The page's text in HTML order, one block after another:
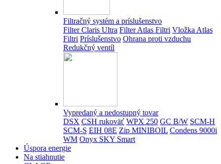
Filtračný systém a príslušenstvo
Filter Claris Ultra Filter Atlas Filtri Vložka Atlas
Filtri Príslušenstvo Ohrana proti vzduchu
Redukčný ventíl
Vypredaný a nedostupný tovar
DSX CSH rukoväť WPX 250 GC B/W SCM-H
SCM-S EIH 08E Zip MINIBOIL Condens 9000i
WM Onyx SKY Smart
Úspora energie
Na stiahnutie